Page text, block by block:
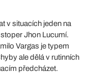
v situacích jeden na
Jhon Lucumí.
Vargas je typem
ale dělá v rutinních
předcházet.